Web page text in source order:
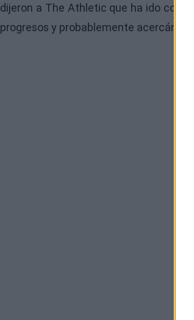
dijeron a The Athletic que ha ido
progresos y probablemente